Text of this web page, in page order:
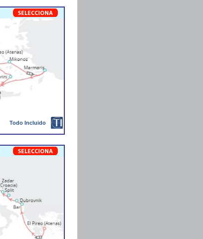
Todo Incluido